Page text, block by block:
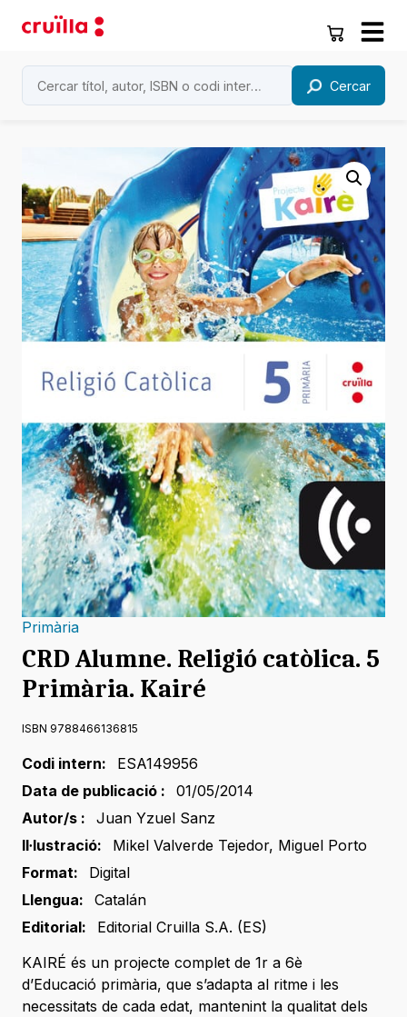
Cercar
Primària
CRD Alumne. Religió catòlica. 5
Primària. Kairé
ISBN 9788466136815
Codi intern:
ESA149956
Data de publicació :
01/05/2014
Autor/s :
Juan Yzuel Sanz
Il·lustració:
Mikel Valverde Tejedor, Miguel Porto
Format:
Digital
Llengua:
Catalán
Editorial:
Editorial Cruilla S.A. (ES)
KAIRÉ és un projecte complet de 1r a 6è
d’Educació primària, que s’adapta al ritme i les
necessitats de cada edat, mantenint la qualitat dels